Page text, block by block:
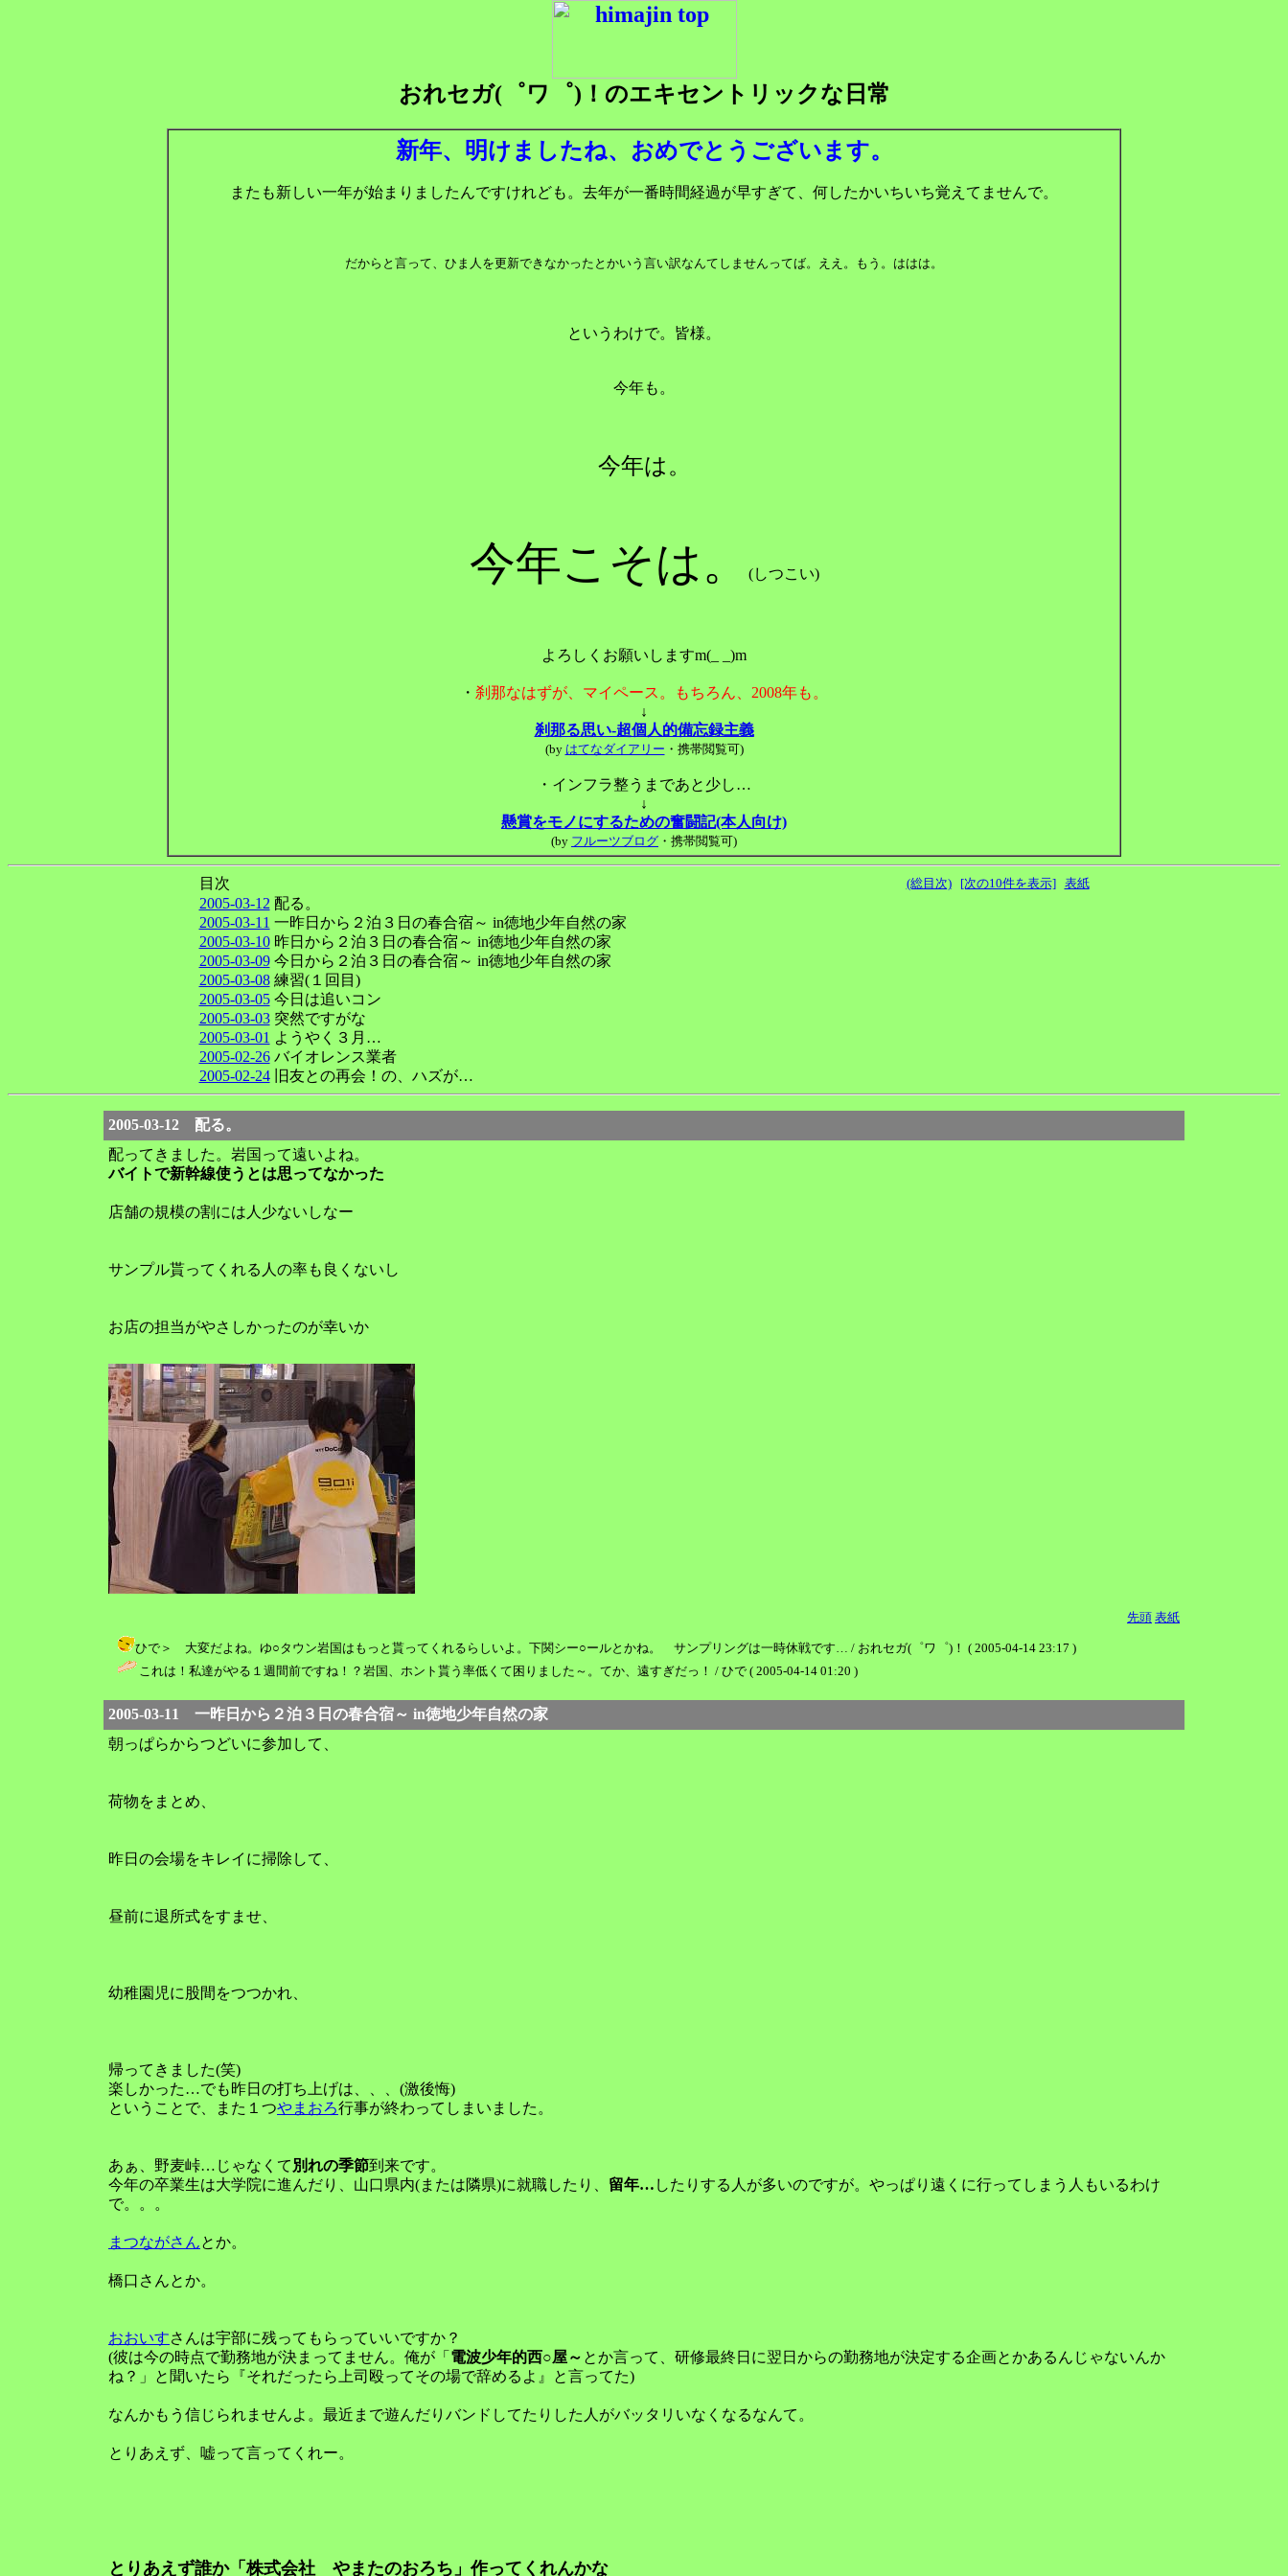
おれセガ(゜ワ゜)！のエキセントリックな日常
新年、明けましたね、おめでとうございます。
またも新しい一年が始まりましたんですけれども。去年が一番時間経過が早すぎて、何したかいちいち覚えてませんで。
だからと言って、ひま人を更新できなかったとかいう言い訳なんてしませんってば。ええ。もう。ははは。
というわけで。皆様。
今年も。
今年は。
今年こそは。 (しつこい)
よろしくお願いしますm(_ _)m
・ 刹那なはずが、マイペース。もちろん、2008年も。
↓
刹那る思い-超個人的備忘録主義
(by はてなダイアリー ・携帯閲覧可)
・インフラ整うまであと少し…
↓
懸賞をモノにするための奮闘記(本人向け)
(by フルーツブログ ・携帯閲覧可)
目次 (総目次) [次の10件を表示] 表紙
2005-03-12 配る。
2005-03-11 一昨日から２泊３日の春合宿～ in徳地少年自然の家
2005-03-10昨日から２泊３日の春合宿～ in徳地少年自然の家
2005-03-09今日から２泊３日の春合宿～ in徳地少年自然の家
2005-03-08練習(１回目)
2005-03-05今日は追いコン
2005-03-03突然ですがな
2005-03-01 ようやく３月…
2005-02-26バイオレンス業者
2005-02-24旧友との再会！の、ハズが…
2005-03-12 配る。
配ってきました。岩国って遠いよね。
バイトで新幹線使うとは思ってなかった
店舗の規模の割には人少ないしなー
サンプル貰ってくれる人の率も良くないし
お店の担当がやさしかったのが幸いか
先頭 表紙
ひで＞ 大変だよね。ゆ○タウン岩国はもっと貰ってくれるらしいよ。下関シー○ールとかね。 サンプリングは一時休戦です… / おれセガ(゜ワ゜)！ ( 2005-04-14 23:17 )
これは！私達がやる１週間前ですね！？岩国、ホント貰う率低くて困りました～。てか、遠すぎだっ！ / ひで ( 2005-04-14 01:20 )
2005-03-11 一昨日から２泊３日の春合宿～ in徳地少年自然の家
朝っぱらからつどいに参加して、
荷物をまとめ、
昨日の会場をキレイに掃除して、
昼前に退所式をすませ、
幼稚園児に股間をつつかれ、
帰ってきました(笑)
楽しかった…でも昨日の打ち上げは、、、(激後悔)
ということで、また１つやまおろ行事が終わってしまいました。
あぁ、野麦峠…じゃなくて 別れの季節到来です。
今年の卒業生は大学院に進んだり、山口県内(または隣県)に就職したり、 留年… したりする人が多いのですが。やっぱり遠くに行ってしまう人もいるわけ
で。。。
まつながさんとか。
橋口さんとか。
おおいすさんは宇部に残ってもらっていいですか？
(彼は今の時点で勤務地が決まってません。俺が「 電波少年的西○屋～ とか言って、研修最終日に翌日からの勤務地が決定する企画とかあるんじゃないんか
ね？」と聞いたら『それだったら上司殴ってその場で辞めるよ』と言ってた)
なんかもう信じられませんよ。最近まで遊んだりバンドしてたりした人がバッタリいなくなるなんて。
とりあえず、嘘って言ってくれー。
とりあえず誰か「株式会社 やまたのおろち」作ってくれんかな